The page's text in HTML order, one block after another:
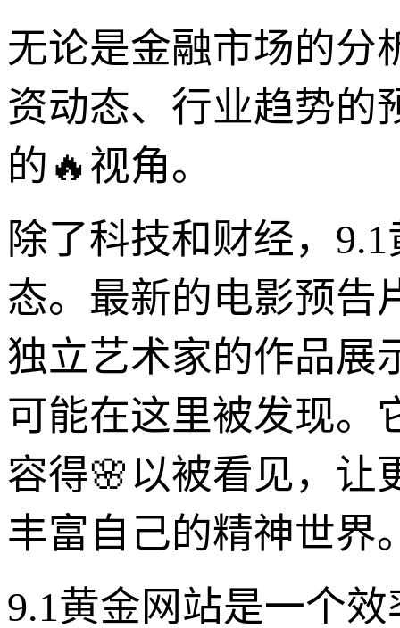
无论是金融市场的分
资动态、行业趋势的
的🔥视角。
除了科技和财经，
态。最新的电影预告
独立艺术家的作品展
可能在这里被发现。
容得🌸以被看见，让
丰富自己的精神世界
9.1黄金网站是一个